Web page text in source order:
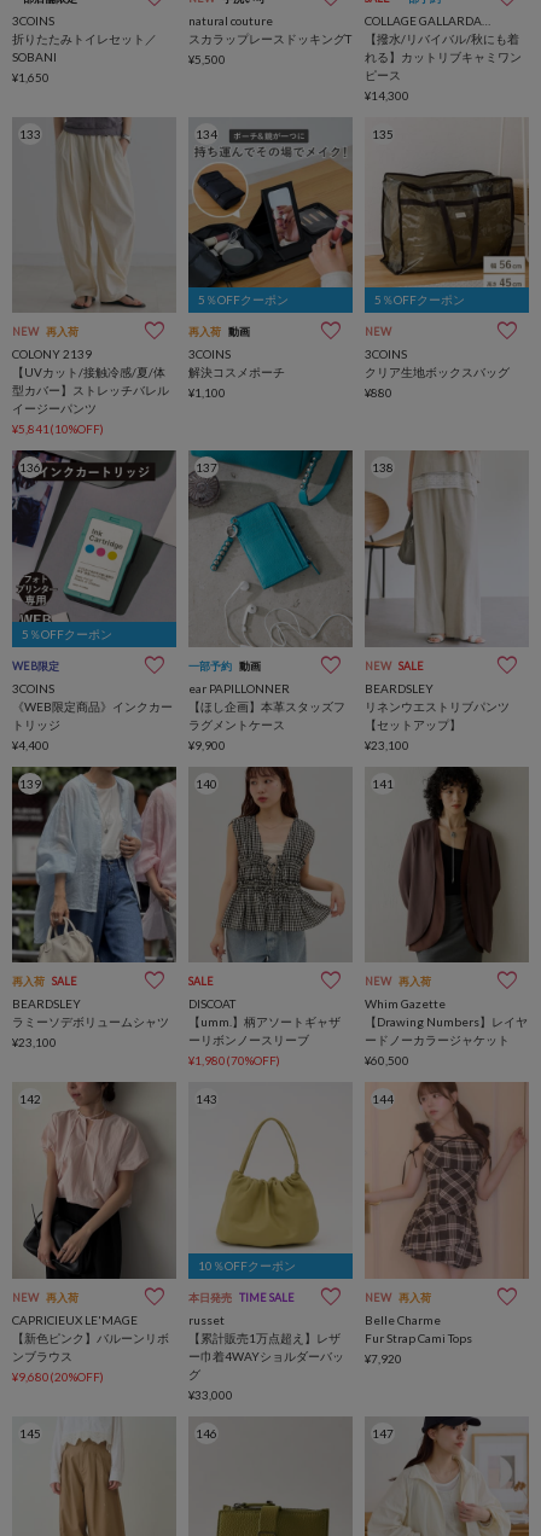
3COINS
折りたたみトイレセット／
SOBANI
¥1,650
natural couture
スカラップレースドッキングT
¥5,500
【撥水/リバイバル/秋にも着
れる】カットリブキャミワン
ピース
¥14,300
133
NEW 再入荷
COLONY 2139
【UVカット/接触冷感/夏/体
型カバー】ストレッチバレル
イージーパンツ
¥5,841(10%OFF)
134
5％OFFクーポン
再入荷 動画
3COINS
解決コスメポーチ
¥1,100
135
5％OFFクーポン
NEW
3COINS
クリア生地ボックスバッグ
¥880
136
5％OFFクーポン
WEB限定
3COINS
《WEB限定商品》インクカー
トリッジ
¥4,400
137
一部予約 動画
ear PAPILLONNER
【ほし企画】本革スタッズフ
ラグメントケース
¥9,900
138
NEW SALE
BEARDSLEY
リネンウエストリブパンツ
【セットアップ】
¥23,100
139
再入荷 SALE
BEARDSLEY
ラミーソデボリュームシャツ
¥23,100
140
SALE
DISCOAT
【umm.】柄アソートギャザ
ーリボンノースリーブ
¥1,980(70%OFF)
141
NEW 再入荷
Whim Gazette
【Drawing Numbers】レイヤ
ードノーカラージャケット
¥60,500
142
NEW 再入荷
CAPRICIEUX LE'MAGE
【新色ピンク】バルーンリボ
ンブラウス
¥9,680(20%OFF)
143
10％OFFクーポン
本日発売 TIME SALE
russet
【累計販売1万点超え】レザ
ー巾着4WAYショルダーバッ
グ
¥33,000
144
NEW 再入荷
Belle Charme
Fur Strap Cami Tops
¥7,920
145 146 147